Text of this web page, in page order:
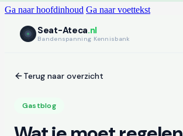
Ga naar hoofdinhoud Ga naar voettekst
Seat-Ateca.nl
Bandenspanning Kennisbank
Terug naar overzicht
Gastblog